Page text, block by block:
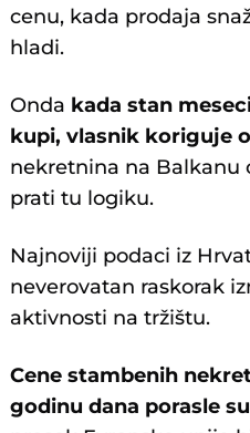
cenu, kada prodaja
hladi.
Onda kada stan
kupi, vlasnik koriguje
nekretnina na Balkanu
prati tu logiku.
Najnoviji podaci iz
neverovatan raskorak
aktivnosti na tržištu.
Cene stambenih
godinu dana porasle